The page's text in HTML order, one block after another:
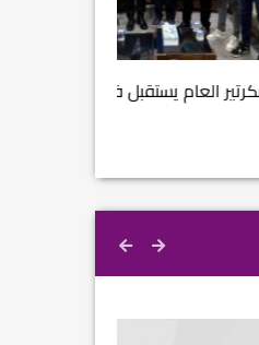
فرع اربيل لاتحاد